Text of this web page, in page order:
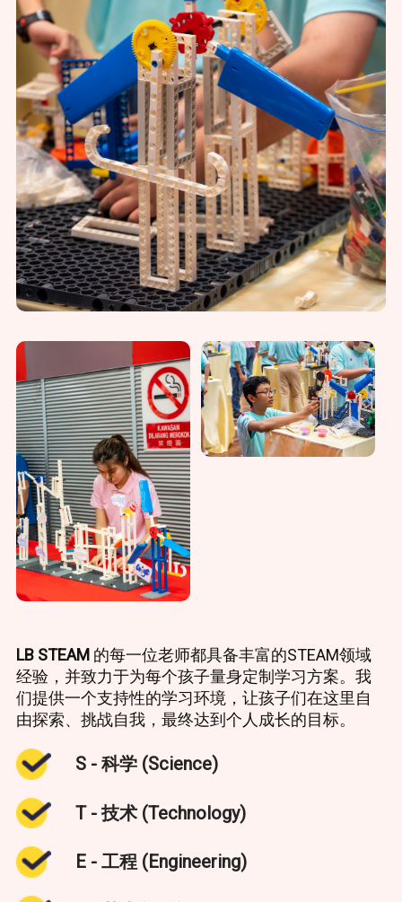
LB STEAM 的每一位老师都具备丰富的STEAM领域
经验，并致力于为每个孩子量身定制学习方案。我
们提供一个支持性的学习环境，让孩子们在这里自
由探索、挑战自我，最终达到个人成长的目标。
S - 科学 (Science)
T - 技术 (Technology)
E - 工程 (Engineering)